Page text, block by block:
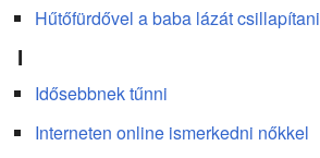
Hűtőfürdővel a baba lázát csillapítani
I
Idősebbnek tűnni
Interneten online ismerkedni nőkkel